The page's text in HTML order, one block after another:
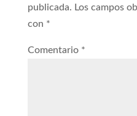
publicada. Los campos
con *
Comentario *